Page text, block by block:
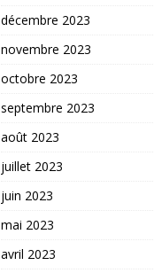
décembre 2023
novembre 2023
octobre 2023
septembre 2023
août 2023
juillet 2023
juin 2023
mai 2023
avril 2023